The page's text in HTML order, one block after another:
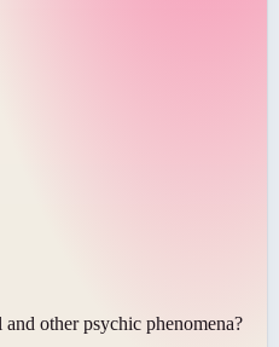
other psychic phenomena?